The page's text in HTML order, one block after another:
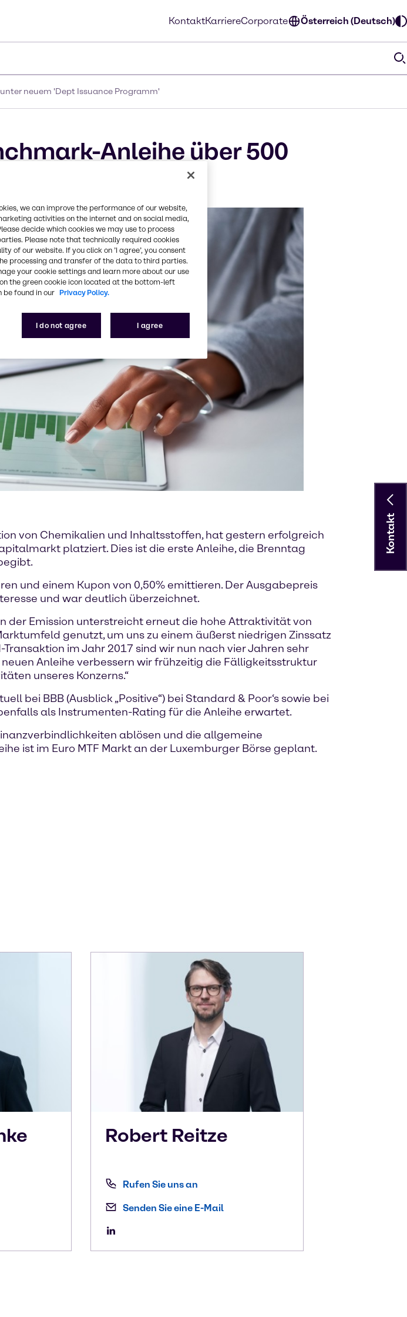
KontaktKarriereCorporate Österreich (Deutsch)
neuem 'Dept Issuance Programm'
Anleihe über 500
Programm'
von Chemikalien und Inhaltsstoffen, hat gestern erfolgreich
platziert. Dies ist die erste Anleihe, die Brenntag
und einem Kupon von 0,50% emittieren. Der Ausgabepreis
und war deutlich überzeichnet.
der Emission unterstreicht erneut die hohe Attraktivität von
genutzt, um uns zu einem äußerst niedrigen Zinssatz
im Jahr 2017 sind wir nun nach vier Jahren sehr
Anleihe verbessern wir frühzeitig die Fälligkeitsstruktur
unseres Konzerns.“
bei BBB (Ausblick „Positive“) bei Standard & Poor‘s sowie bei
als Instrumenten-Rating für die Anleihe erwartet.
ablösen und die allgemeine
ist im Euro MTF Markt an der Luxemburger Börse geplant.
Robert Reitze
Rufen Sie uns an
Senden Sie eine E-Mail
Kontakt
we can improve the performance of our website,
activities on the internet and on social media,
decide which cookies we may use to process
Please note that technically required cookies
of our website. If you click on ’I agree’, you consent
processing and transfer of the data to third parties.
your cookie settings and learn more about our use
the green cookie icon located at the bottom-left
be found in our Privacy Policy.
I do not agree I agree